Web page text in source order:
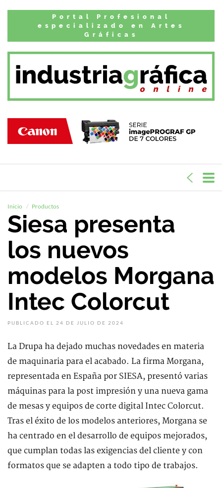
Portal Profesional
especializado en Artes
Gráficas
Inicio Productos
Siesa presenta
los nuevos
modelos Morgana
Intec Colorcut
PUBLICADO EL 24 DE JULIO DE 2024
La Drupa ha dejado muchas novedades en materia
de maquinaria para el acabado. La firma Morgana,
representada en España por SIESA, presentó varias
máquinas para la post impresión y una nueva gama
de mesas y equipos de corte digital Intec Colorcut.
Tras el éxito de los modelos anteriores, Morgana se
ha centrado en el desarrollo de equipos mejorados,
que cumplan todas las exigencias del cliente y con
formatos que se adapten a todo tipo de trabajos.